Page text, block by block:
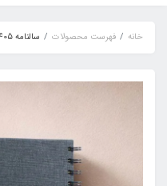
خانه فهرست محصولات سالنامه 1405 رقعی کالینگور فنر دوبل آپادانا APADANA